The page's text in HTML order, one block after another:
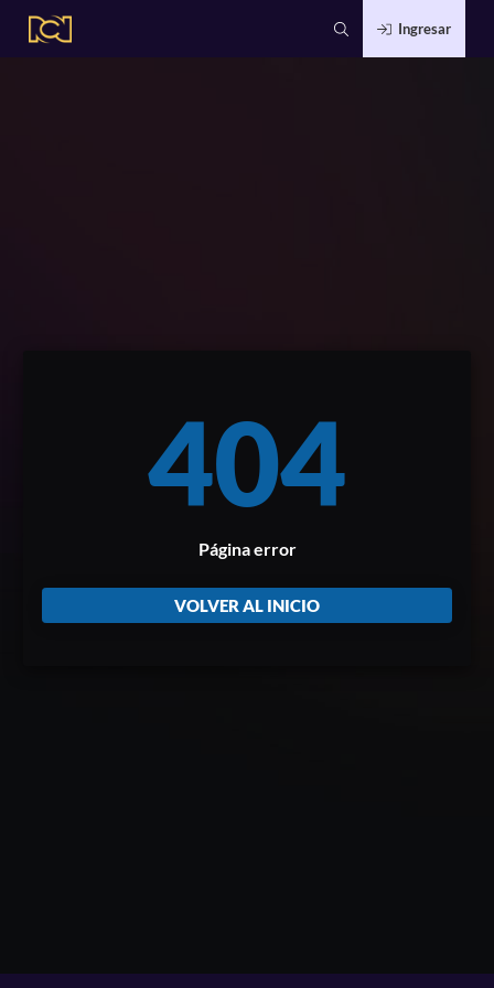
Ingresar
404
Página error
VOLVER AL INICIO